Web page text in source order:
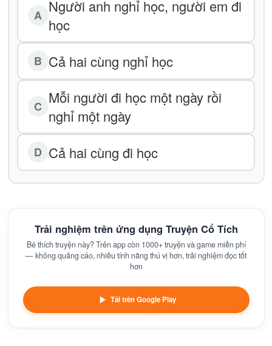
A Người anh nghỉ học, người em đi
học
B Cả hai cùng nghỉ học
C Mỗi người đi học một ngày rồi
nghỉ một ngày
D Cả hai cùng đi học
Trải nghiệm trên ứng dụng Truyện Cổ Tích
Bé thích truyện này? Trên app còn 1000+ truyện và game miễn phí
— không quảng cáo, nhiều tính năng thú vị hơn, trải nghiệm đọc tốt
hơn
Tải trên Google Play